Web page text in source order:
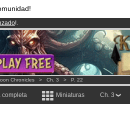
!.
y Mangas!.
mes!Hazte Premium ya
Chronicles > Ch. 3 > P. 22
completa Miniaturas Ch. 3